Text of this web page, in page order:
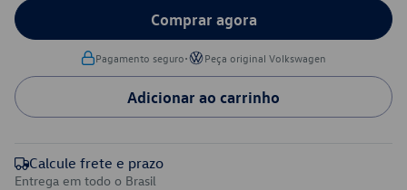
Comprar agora
Pagamento seguro• Peça original Volkswagen
Adicionar ao carrinho
Calcule frete e prazo
Entrega em todo o Brasil